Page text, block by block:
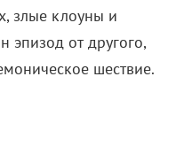
злые клоуны и
эпизод от другого,
шествие.